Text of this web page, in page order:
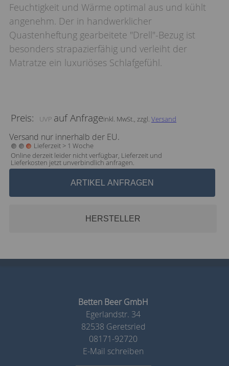
Feuchtigkeit und Wärme optimal aus und kühlt
angenehm. Der in handwerklicher
Quastenheftung gearbeitete "Drell"-Bezug ist
besonders strapazierfähig und verleiht der
Matratze ein luxuriöses Schlafgefühl.
Preis: auf Anfrageinkl. MwSt., zzgl. Versand
Versand nur innerhalb der EU.
Lieferzeit > 1 Woche
Online derzeit leider nicht verfügbar, Lieferzeit und
Lieferkosten jetzt unverbindlich anfragen.
ARTIKEL ANFRAGEN
HERSTELLER
Betten Beer GmbH
Egerlandstr. 34
82538 Geretsried
08171-92720
E-Mail schreiben